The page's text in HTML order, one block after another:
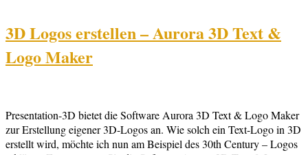
3D Logos erstellen – Aurora 3D Text &
Logo Maker
Presentation-3D bietet die Software Aurora 3D Text & Logo Maker
zur Erstellung eigener 3D-Logos an. Wie solch ein Text-Logo in 3D
erstellt wird, möchte ich nun am Beispiel des 30th Century – Logos